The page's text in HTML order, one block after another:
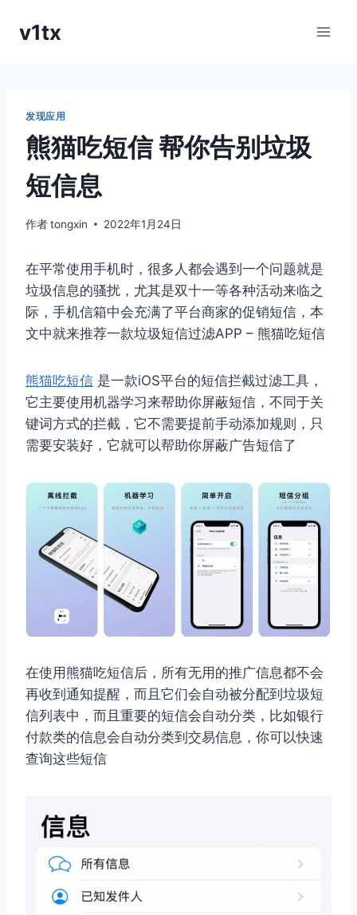
v1tx
发现应用
熊猫吃短信 帮你告别垃圾
短信息
作者tongxin 2022年1月24日
在平常使用手机时，很多人都会遇到一个问题就是
垃圾信息的骚扰，尤其是双十一等各种活动来临之
际，手机信箱中会充满了平台商家的促销短信，本
文中就来推荐一款垃圾短信过滤APP – 熊猫吃短信
熊猫吃短信 是一款iOS平台的短信拦截过滤工具，
它主要使用机器学习来帮助你屏蔽短信，不同于关
键词方式的拦截，它不需要提前手动添加规则，只
需要安装好，它就可以帮助你屏蔽广告短信了
在使用熊猫吃短信后，所有无用的推广信息都不会
再收到通知提醒，而且它们会自动被分配到垃圾短
信列表中，而且重要的短信会自动分类，比如银行
付款类的信息会自动分类到交易信息，你可以快速
查询这些短信